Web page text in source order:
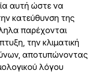
αυτή ώστε να
κατεύθυνση της
παρέχονται
την κλιματική
αποτυπώνοντας
λόγου